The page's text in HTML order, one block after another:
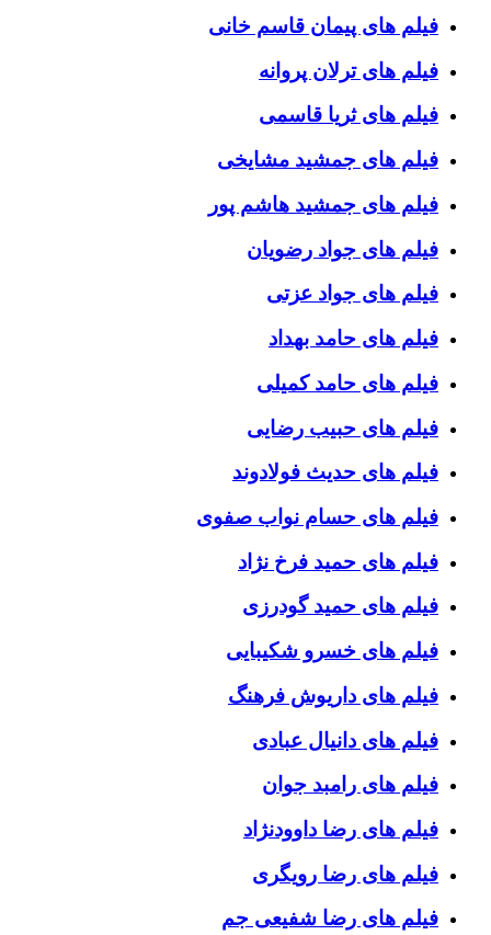
فیلم های پیمان قاسم خانی
فیلم های ترلان پروانه
فیلم های ثریا قاسمی
فیلم های جمشید مشایخی
فیلم های جمشید هاشم پور
فیلم های جواد رضویان
فیلم های جواد عزتی
فیلم های حامد بهداد
فیلم های حامد کمیلی
فیلم های حبیب رضایی
فیلم های حدیث فولادوند
فیلم های حسام نواب صفوی
فیلم های حمید فرخ نژاد
فیلم های حمید گودرزی
فیلم های خسرو شکیبایی
فیلم های داریوش فرهنگ
فیلم های دانیال عبادی
فیلم های رامبد جوان
فیلم های رضا داوودنژاد
فیلم های رضا رویگری
فیلم های رضا شفیعی جم